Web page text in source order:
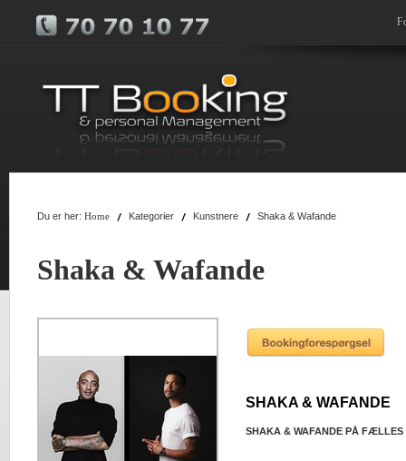
Du er her: Home Kategorier Kunstnere Shaka & Wafande
Shaka & Wafande
SHAKA & WAFANDE
SHAKA & WAFANDE PÅ FÆLLES